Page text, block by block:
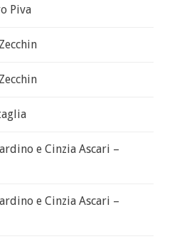
Piva
e Cinzia Ascari –
e Cinzia Ascari –